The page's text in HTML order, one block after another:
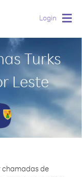
Login
Turks
Leste
chamadas de